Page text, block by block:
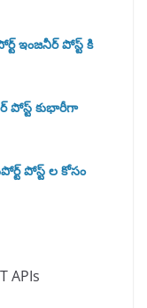
ఇంజనీర్ పోస్ట్ కి
పోస్ట్ కుభారీగా
పోస్ట్ ల కోసం
APIs